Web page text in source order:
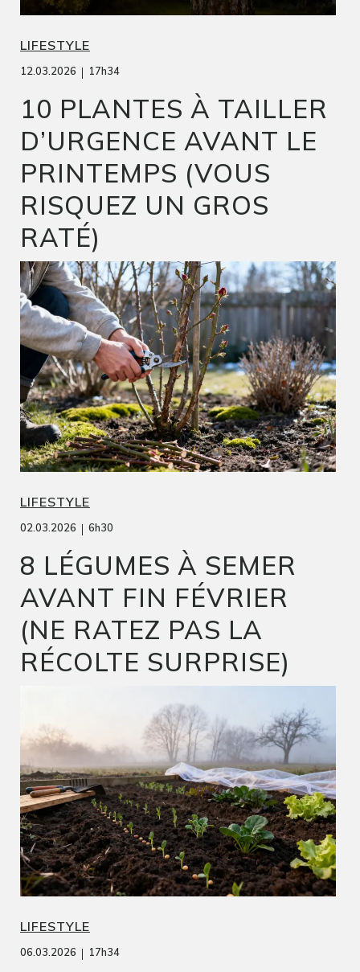
LIFESTYLE
12.03.2026 | 17h34
10 PLANTES À TAILLER
D’URGENCE AVANT LE
PRINTEMPS (VOUS
RISQUEZ UN GROS
RATÉ)
LIFESTYLE
02.03.2026 | 6h30
8 LÉGUMES À SEMER
AVANT FIN FÉVRIER
(NE RATEZ PAS LA
RÉCOLTE SURPRISE)
LIFESTYLE
06.03.2026 | 17h34